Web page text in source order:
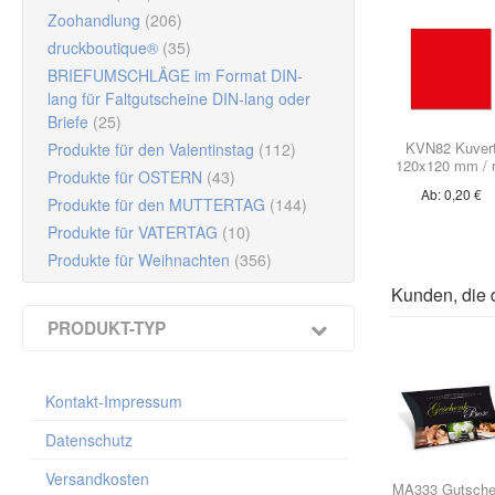
Zoohandlung (206)
druckboutique® (35)
BRIEFUMSCHLÄGE im Format DIN-
lang für Faltgutscheine DIN-lang oder
Briefe (25)
Produkte für den Valentinstag (112)
Produkte für OSTERN (43)
Produkte für den MUTTERTAG (144)
Produkte für VATERTAG (10)
Produkte für Weihnachten (356)
PRODUKT-TYP
Riesen-Faltherz Gutscheine
Kuverts für Multicolor-Gutscheine 190 x
Kofferanhänger
Kontakt-Impressum
Datenschutz
Versandkosten
Der
zum Schutz
Die
Ideal zur
Produktion
Lieferzeit:
Mit den
Hinweis: Die
Ihr
Kontakt
KVN82
120x120 mm /
Ab: 0,20 €
Kunden, die
MA333